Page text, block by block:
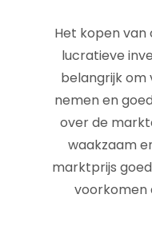
Het kopen
lucratieve
belangrijk om
nemen en
over de
waakzaam
marktprijs
voorkomen